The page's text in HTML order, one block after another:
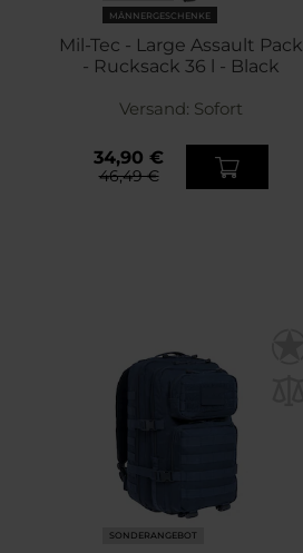
MÄNNERGESCHENKE
Mil-Tec - Large Assault Pack
- Rucksack 36 l - Black
Versand: Sofort
34,90 €
46,49 €
SONDERANGEBOT